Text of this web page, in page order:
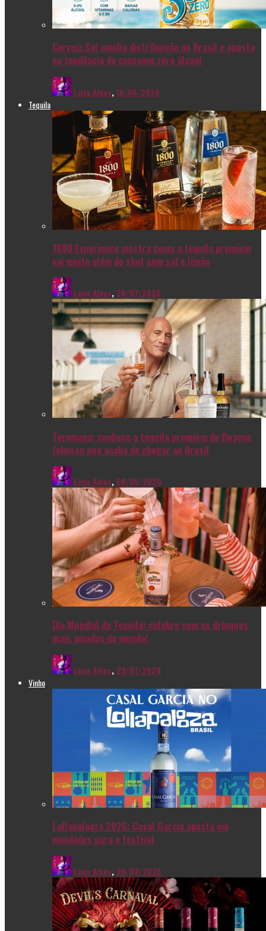
Cerveja Sol amplia distribuição no Brasil e aposta
na tendência de consumo zero álcool
Livia Alves,16/06/2026
Tequila
1800 Experience mostra como a tequila premium
vai muito além do shot com sal e limão
Livia Alves, 28/07/2026
Teremana: conheça a tequila premium de Dwayne
Johnson que acaba de chegar ao Brasil
Livia Alves, 08/05/2026
Dia Mundial da Tequila: celebre com os drinques
mais amados do mundo!
Livia Alves, 23/07/2024
Vinho
Lollapalooza 2026: Casal Garcia aposta em
novidades para o festival
Livia Alves, 20/03/2026